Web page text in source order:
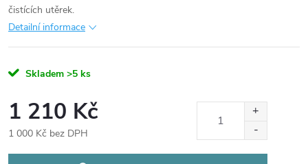
čistících utěrek.
Detailní informace
Skladem >5 ks
1 210 Kč
1 000 Kč bez DPH